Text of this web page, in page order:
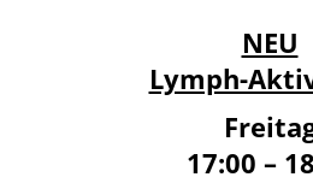
NEU
Lymph-
17:00 –